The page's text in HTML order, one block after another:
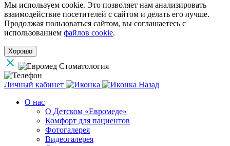
Мы используем cookie. Это позволяет нам анализировать
взаимодействие посетителей с сайтом и делать его лучше.
Продолжая пользоваться сайтом, вы соглашаетесь с
использованием файлов cookie.
Хорошо
Личный кабинет
Назад
О нас
О Детском «Евромеде»
Комфорт для пациентов
Фотогалерея
Видеогалерея